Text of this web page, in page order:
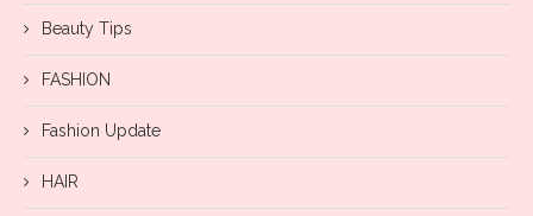
Beauty Tips
FASHION
Fashion Update
HAIR